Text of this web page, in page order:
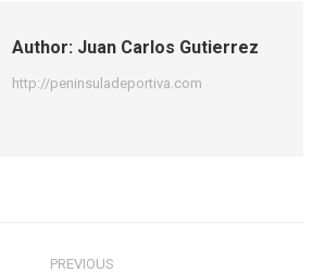
Author: Juan Carlos Gutierrez
http://peninsuladeportiva.com
PREVIOUS